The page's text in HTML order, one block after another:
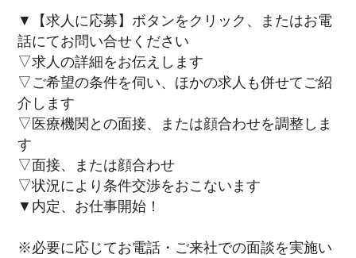
▼【求人に応募】ボタンをクリック、またはお電
話にてお問い合せください
▽求人の詳細をお伝えします
▽ご希望の条件を伺い、ほかの求人も併せてご紹
介します
▽医療機関との面接、または顔合わせを調整しま
す
▽面接、または顔合わせ
▽状況により条件交渉をおこないます
▼内定、お仕事開始！
※必要に応じてお電話・ご来社での面談を実施い